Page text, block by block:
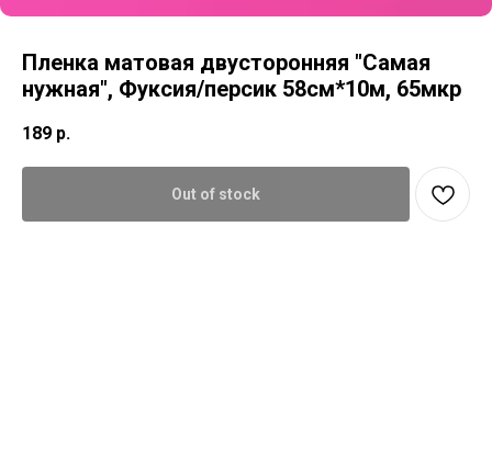
Пленка матовая двусторонняя "Самая
нужная", Фуксия/персик 58см*10м, 65мкр
189 р.
Out of stock